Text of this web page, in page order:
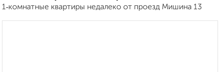
1‑комнатные квартиры недалеко от проезд Мишина 13